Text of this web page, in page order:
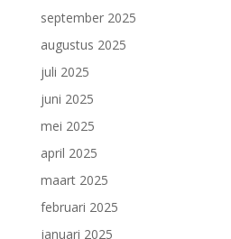
september 2025
augustus 2025
juli 2025
juni 2025
mei 2025
april 2025
maart 2025
februari 2025
januari 2025